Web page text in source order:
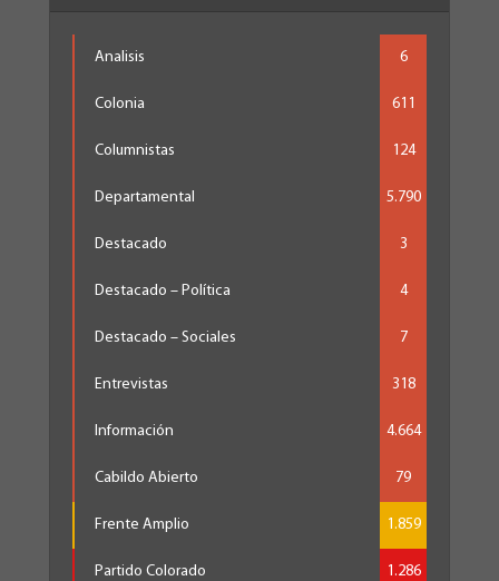
Analisis 6
Colonia 611
Columnistas 124
Departamental 5.790
Destacado 3
Destacado – Política 4
Destacado – Sociales 7
Entrevistas 318
Información 4.664
Cabildo Abierto 79
Frente Amplio 1.859
Partido Colorado 1.286